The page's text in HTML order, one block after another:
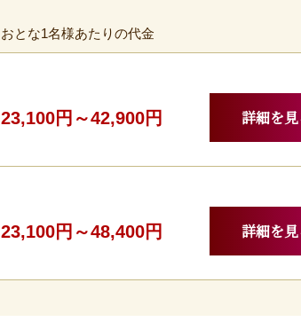
おとな1名様あたりの代金
23,100円～42,900円 詳細を見
23,100円～48,400円 詳細を見